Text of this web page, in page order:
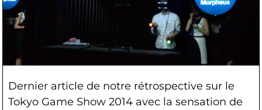
Dernier article de notre rétrospective sur le
Tokyo Game Show 2014 avec la sensation de